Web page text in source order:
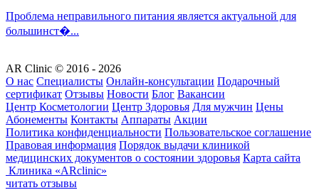
Проблема неправильного питания является актуальной для
большинст�...
AR Clinic © 2016 - 2026
О нас Специалисты Онлайн-консультации Подарочный
сертификат Отзывы Новости Блог Вакансии
Центр Косметологии Центр Здоровья Для мужчин Цены
Абонементы Контакты Аппараты Акции
Политика конфиденциальности Пользовательское соглашение
Правовая информация Порядок выдачи клиникой
медицинских документов о состоянии здоровья Карта сайта
Клиника «ARclinic»
читать отзывы